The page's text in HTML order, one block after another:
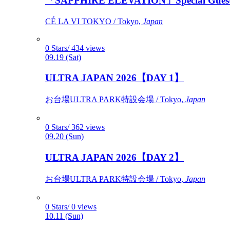
CÉ LA VI TOKYO / Tokyo, Japan
0 Stars/ 434 views
09.19 (Sat)
ULTRA JAPAN 2026【DAY 1】
お台場ULTRA PARK特設会場 / Tokyo, Japan
0 Stars/ 362 views
09.20 (Sun)
ULTRA JAPAN 2026【DAY 2】
お台場ULTRA PARK特設会場 / Tokyo, Japan
0 Stars/ 0 views
10.11 (Sun)